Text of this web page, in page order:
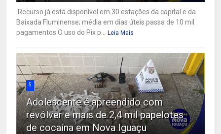
Recurso já está disponível em 30 estações da capital e da
Baixada Fluminense; média em dias úteis passa de 10 mil
pagamentos O uso do Pix p...
Leia Mais
5
Adolescente é apreendido com
revólver e mais de 2,4 mil papelotes
de cocaína em Nova Iguaçu